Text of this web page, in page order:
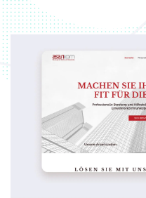
Blog
Wie wir arbeiten
SEO für Start-ups
Feedback